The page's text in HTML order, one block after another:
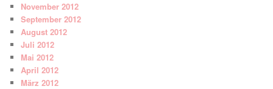
November 2012
September 2012
August 2012
Juli 2012
Mai 2012
April 2012
März 2012